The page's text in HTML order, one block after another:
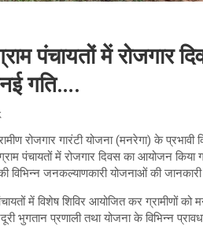
पंचायतों में रोजगार
गति….
रोजगार गारंटी योजना (मनरेगा) के
पंचायतों में रोजगार दिवस का आयोजन
विभिन्न जनकल्याणकारी योजनाओं की जानकारी
में विशेष शिविर आयोजित कर ग्रामीणों को
भुगतान प्रणाली तथा योजना के विभिन्न